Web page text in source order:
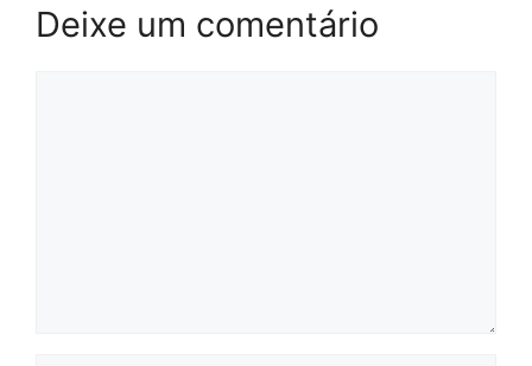
Deixe um comentário